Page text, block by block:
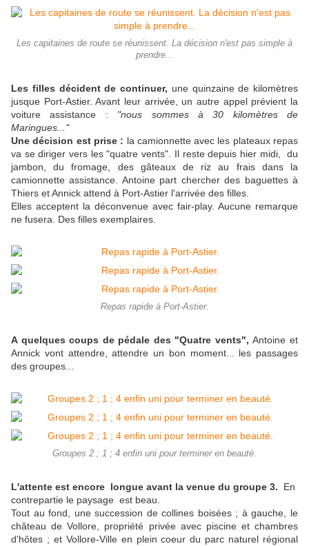
Les capitaines de route se réunissent. La décision n'est pas simple à
prendre...
Les filles décident de continuer, une quinzaine de kilomètres
jusque Port-Astier. Avant leur arrivée, un autre appel prévient la
voiture assistance : "nous sommes à 30 kilomètres de
Maringues..."
Une décision est prise : la camionnette avec les plateaux repas
va se diriger vers les "quatre vents". Il reste depuis hier midi, du
jambon, du fromage, des gâteaux de riz au frais dans la
camionnette assistance. Antoine part chercher des baguettes à
Thiers et Annick attend à Port-Astier l'arrivée des filles.
Elles acceptent la déconvenue avec fair-play. Aucune remarque
ne fusera. Des filles exemplaires.
Repas rapide à Port-Astier.
A quelques coups de pédale des "Quatre vents",Antoine et
Annick vont attendre, attendre un bon moment... les passages
des groupes...
Groupes 2 ; 1 ; 4 enfin uni pour terminer en beauté.
L'attente est encore longue avant la venue du groupe 3.
En
contrepartie le paysage est beau.
Tout au fond, une succession de collines boisées ; à gauche, le
château de Vollore, propriété privée avec piscine et chambres
d'hôtes ; et Vollore-Ville en plein coeur du parc naturel régional